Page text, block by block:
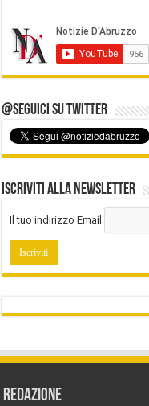
@Seguici su Twitter
Iscriviti alla Newsletter
Il tuo indirizzo Email
REDAZIONE